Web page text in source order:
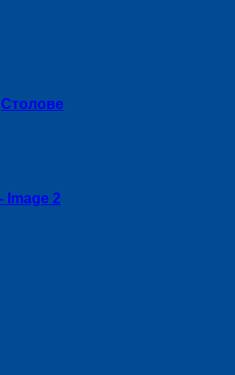
Столове